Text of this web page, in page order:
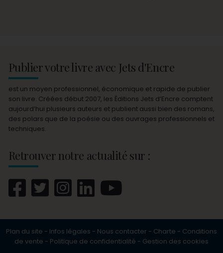
Publier votre livre avec Jets d'Encre
est un moyen professionnel, économique et rapide de publier
son livre. Créées début 2007, les Éditions Jets d’Encre comptent
aujourd’hui plusieurs auteurs et publient aussi bien des romans,
des polars que de la poésie ou des ouvrages professionnels et
techniques.
Retrouver notre actualité sur :
Plan du site - Infos légales - Nous contacter - Charte - Conditions
de vente - Politique de confidentialité - Gestion des cookies